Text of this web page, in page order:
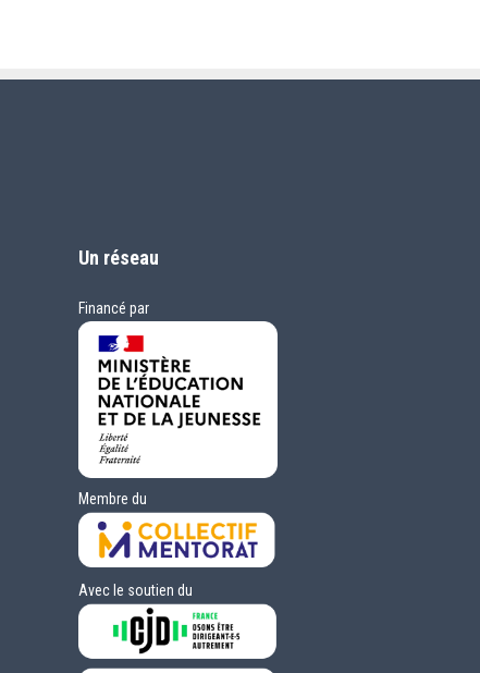
Un réseau
Financé par
Membre du
Avec le soutien du